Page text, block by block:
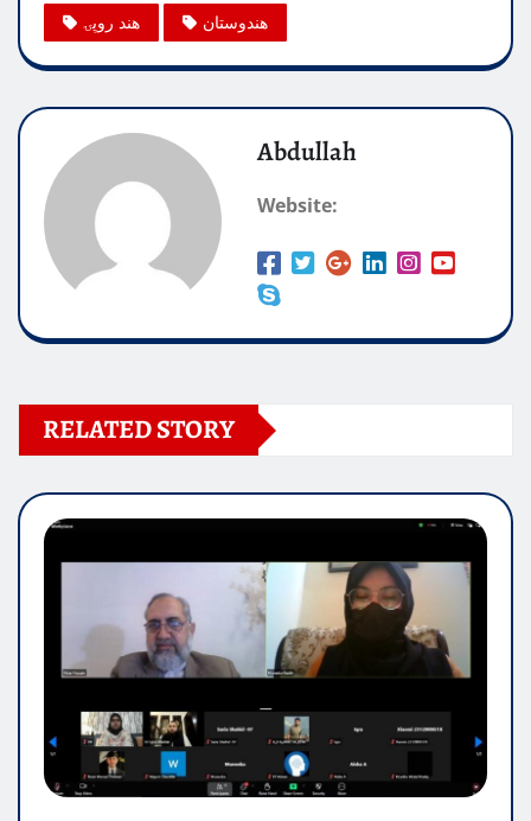
هند روپۍ
هندوستان
Abdullah
Website:
RELATED STORY